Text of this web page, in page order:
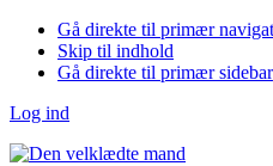
Gå direkte til primær
Skip til indhold
Gå direkte til primær sidebar
Log ind